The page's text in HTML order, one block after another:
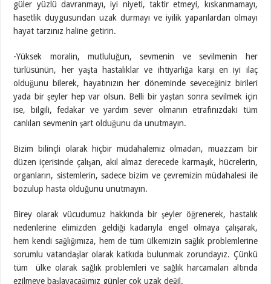
güler yüzlü davranmayı, iyi niyeti, taktir etmeyi, kıskanmamayı,
hasetlik duygusundan uzak durmayı ve iyilik yapanlardan olmayı
hayat tarzınız haline getirin.
-Yüksek moralin, mutluluğun, sevmenin ve sevilmenin her
türlüsünün, her yaşta hastalıklar ve ihtiyarlığa karşı en iyi ilaç
olduğunu bilerek, hayatınızın her döneminde seveceğiniz birileri
yada bir şeyler hep var olsun. Belli bir yaştan sonra sevilmek için
ise, bilgili, fedakar ve yardım sever olmanın etrafınızdaki tüm
canlıları sevmenin şart olduğunu da unutmayın.
Bizim bilinçli olarak hiçbir müdahalemiz olmadan, muazzam bir
düzen içerisinde çalışan, akıl almaz derecede karmaşık, hücrelerin,
organların, sistemlerin, sadece bizim ve çevremizin müdahalesi ile
bozulup hasta olduğunu unutmayın.
Birey olarak vücudumuz hakkında bir şeyler öğrenerek, hastalık
nedenlerine elimizden geldiği kadarıyla engel olmaya çalışarak,
hem kendi sağlığımıza, hem de tüm ülkemizin sağlık problemlerine
sorumlu vatandaşlar olarak katkıda bulunmak zorundayız. Çünkü
tüm ülke olarak sağlık problemleri ve sağlık harcamaları altında
ezilmeye başlayacağımız günler çok uzak değil.